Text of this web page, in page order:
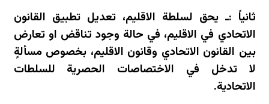
ثانياً :ـ يحق لسلطة الاقليم، تعديل تطبيق القانون
الاتحادي في الاقليم، في حالة وجود تناقض او تعارض
بين القانون الاتحادي وقانون الاقليم، بخصوص مسألةٍ
لا تدخل في الاختصاصات الحصرية للسلطات
الاتحادية.